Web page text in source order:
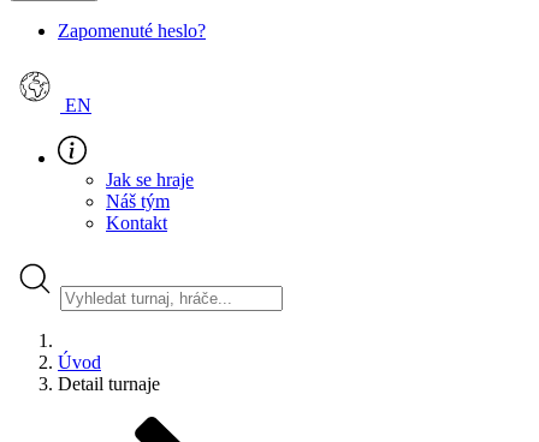
Zapomenuté heslo?
EN
Jak se hraje
Náš tým
Kontakt
Úvod
Detail turnaje